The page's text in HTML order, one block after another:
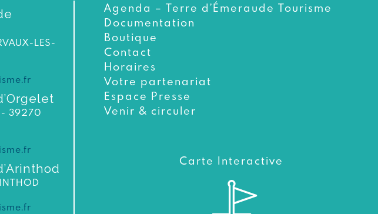
LES-
- 39270
Agenda – Terre d’Émeraude Tourisme
Documentation
Boutique
Contact
Horaires
Votre partenariat
Espace Presse
Venir & circuler
Carte Interactive